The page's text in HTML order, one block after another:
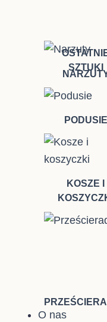
SZTUKI
PODUSIE
KOSZE I
O nas